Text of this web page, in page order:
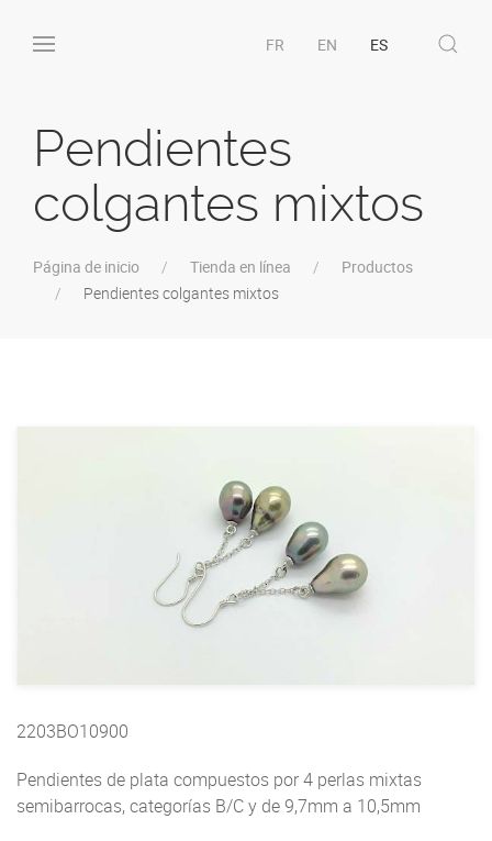
FR EN ES
Pendientes
colgantes mixtos
Página de inicio Tienda en línea
Productos
Pendientes colgantes mixtos
2203BO10900
Pendientes de plata compuestos por 4 perlas mixtas
semibarrocas, categorías B/C y de 9,7mm a 10,5mm